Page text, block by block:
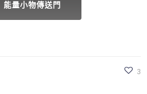
能量小物傳送門
3